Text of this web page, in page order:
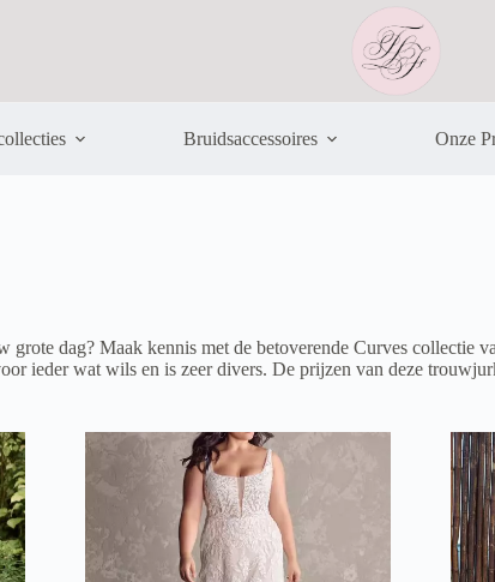
Bruidsaccessoires Onze
dag? Maak kennis met de betoverende Curves collectie
ieder wat wils en is zeer divers. De prijzen van deze